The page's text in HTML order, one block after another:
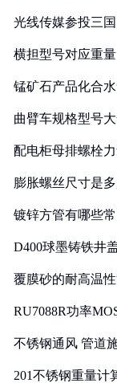
光线传媒参投三
横担型号对应重量
锰矿石产品化合
曲臂车规格型号
配电柜母排螺栓
膨胀螺丝尺寸是
镀锌方管有哪些
D400球墨铸铁井
覆膜砂的耐高温
RU7088R功率
不锈钢通风 管道
201不锈钢重量计